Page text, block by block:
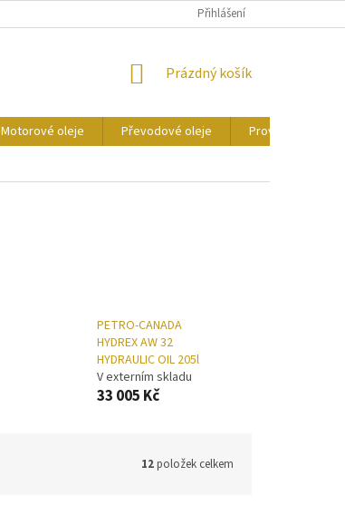
Přihlášení
NÁKUPNÍ
Prázdný košík
Motorové oleje Převodové oleje
Provozní kapaliny
PETRO-CANADA
HYDREX AW 32
HYDRAULIC OIL 205l
V externím skladu
33 005 Kč
12položek celkem